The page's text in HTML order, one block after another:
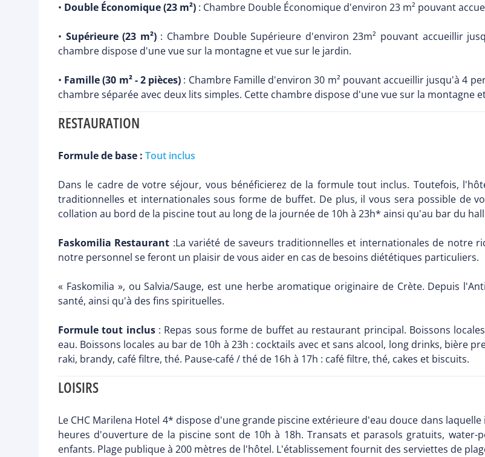
• Double Économique (23 m²) : Chambre Double Économique d'environ 23 m² pouvant
• Supérieure (23 m²): Chambre Double Supérieure d'environ 23m² pouvant accueillir
chambre dispose d'une vue sur la montagne et vue sur le jardin.
• Famille (30 m² - 2 pièces) : Chambre Famille d'environ 30 m² pouvant accueillir jusqu'à 4
chambre séparée avec deux lits simples. Cette chambre dispose d'une vue sur la montagne
RESTAURATION
Formule de base : Tout inclus
Dans le cadre de votre séjour, vous bénéficierez de la formule tout inclus. Toutefois,
traditionnelles et internationales sous forme de buffet. De plus, il vous sera possible de
collation au bord de la piscine tout au long de la journée de 10h à 23h* ainsi qu'au bar du
Faskomilia Restaurant :La variété de saveurs traditionnelles et internationales de notre
notre personnel se feront un plaisir de vous aider en cas de besoins diététiques particuliers.
« Faskomilia », ou Salvia/Sauge, est une herbe aromatique originaire de Crète. Depuis
santé, ainsi qu'à des fins spirituelles.
Formule tout inclus: Repas sous forme de buffet au restaurant principal. Boissons
eau. Boissons locales au bar de 10h à 23h : cocktails avec et sans alcool, long drinks, bière
raki, brandy, café filtre, thé. Pause-café / thé de 16h à 17h : café filtre, thé, cakes et biscuits.
LOISIRS
Le CHC Marilena Hotel 4* dispose d'une grande piscine extérieure d'eau douce dans
heures d'ouverture de la piscine sont de 10h à 18h. Transats et parasols gratuits, water-
enfants. Plage publique à 200 mètres de l'hôtel. L'établissement fournit des serviettes de